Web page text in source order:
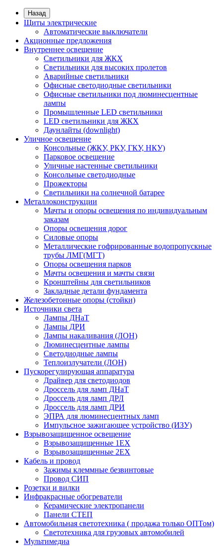
Назад
Щиты электрические
Автоматические выключатели
Акционные предложения
Внутреннее освещение
Светильники для ЖКХ
Светильники для высоких пролетов
Аварийные светильники
Офисные светодиодные светильники
Офисные светильники под люминесцентные
лампы
Промышленные LED светильники
LED светильники для ЖКХ
Даунлайты (downlight)
Уличное освещение
Консольные (ЖКУ, РКУ, ГКУ, НКУ)
Парковое освещение
Уличные настенные светильники
Консольные светодиодные
Прожекторы
Светильники на солнечной батарее
Металлоконструкции
Мачты и опоры освещения по индивидуальным
заказам
Опоры освещения дорог
Силовые опоры
Металлические гофрированные водопропускные
трубы ЛМГ(МГТ)
Опоры освещения парков
Мачты освещения и мачты связи
Кронштейны для светильников
Закладные детали фундамента
Железобетонные опоры (стойки)
Источники света
Лампы ДНаТ
Лампы ДРИ
Лампы накаливания (ЛОН)
Люминесцентные лампы
Светодиодные лампы
Теплоизлучатели (ЛОН)
Пускорегулирующая аппаратура
Драйвер для светодиодов
Дроссель для ламп ДНаТ
Дроссель для ламп ДРЛ
Дроссель для ламп ДРИ
ЭПРА для люминесцентных ламп
Импульсное зажигающее устройство (ИЗУ)
Взрывозащищенное освещение
Взрывозащищенные 1ЕХ
Взрывозащищенные 2ЕХ
Кабель и провод
Зажимы клеммные безвинтовые
Провод СИП
Розетки и вилки
Инфракрасные обогреватели
Керамические электропанели
Панели CТЕП
Автомобильная светотехника ( продажа только ОПТом)
Светотехника для грузовых автомобилей
Мультимедиа